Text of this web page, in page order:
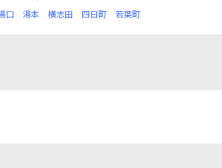
口 湯本 横志田 四日町 若葉町